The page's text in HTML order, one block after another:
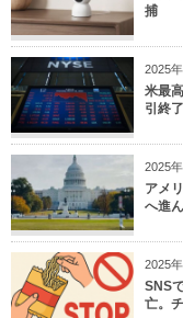
捕
2025
米最
引終了
2025
アメ
へ進
2025
SNS
亡。